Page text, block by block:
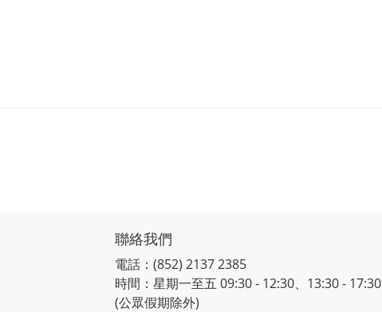
聯絡我們
電話：(852) 2137 2385
時間：星期一至五 09:30 - 12:30、13:30 - 17:30
(公眾假期除外)